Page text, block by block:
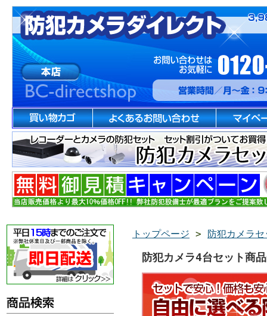
トップページ > 防犯カメラセ
防犯カメラ4台セット商